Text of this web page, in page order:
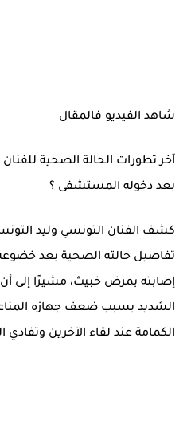
شاهد الفيديو فالمقال
آخر تطورات الحالة الصحية
بعد دخوله المستشفى ؟
كشف الفنان التونسي وليد
تفاصيل حالته الصحية بعد
إصابته بمرض خبيث، مشيرًا إلى
الشديد بسبب ضعف جهازه
الكمامة عند لقاء الآخرين